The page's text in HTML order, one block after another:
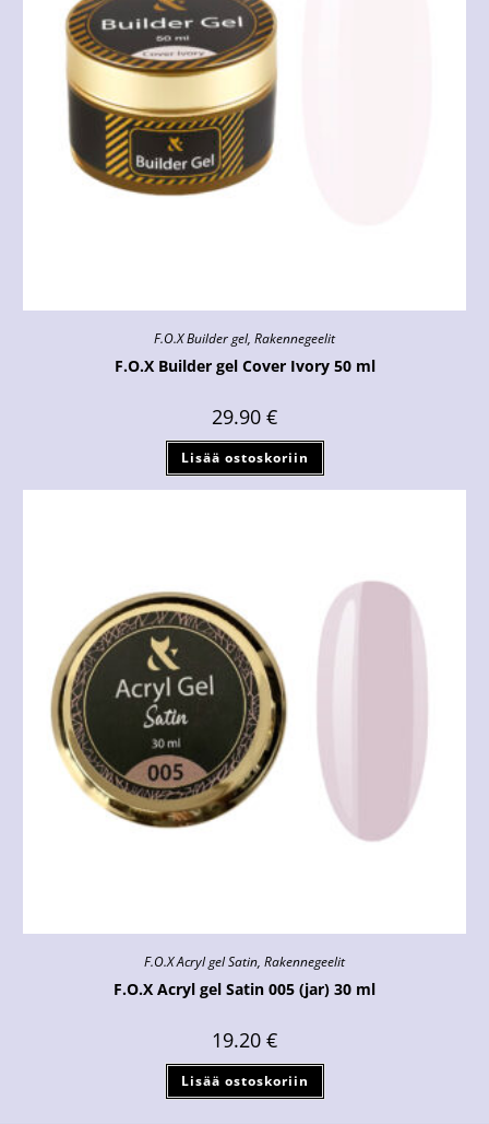
F.O.X Builder gel, Rakennegeelit
F.O.X Builder gel Cover Ivory 50 ml
29.90 €
Lisää ostoskoriin
F.O.X Acryl gel Satin, Rakennegeelit
F.O.X Acryl gel Satin 005 (jar) 30 ml
19.20 €
Lisää ostoskoriin